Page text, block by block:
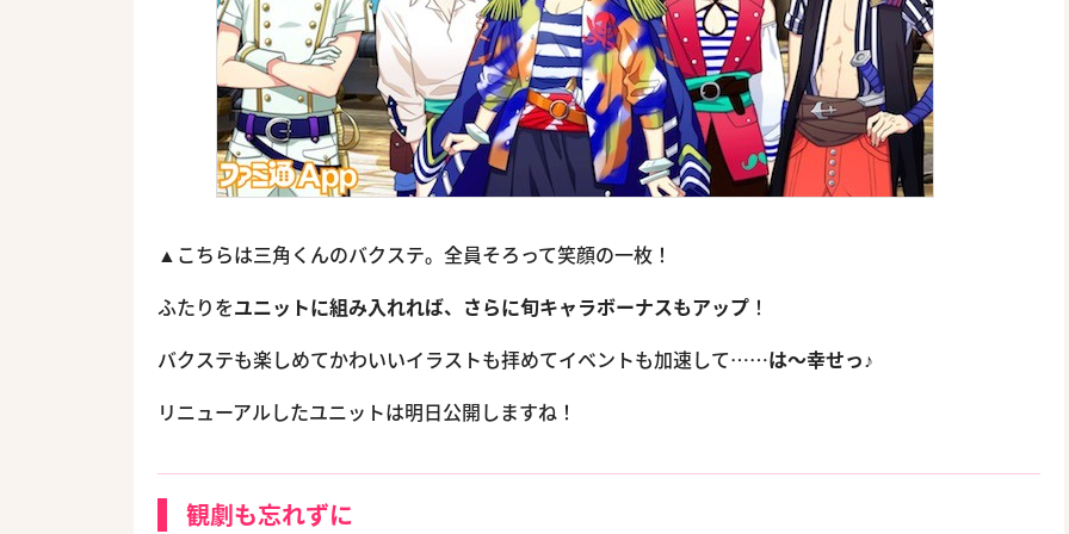
▲こちらは三角くんのバクステ。全員そろって笑顔の一枚！
ふたりをユニットに組み入れれば、さらに旬キャラボーナスもアップ ！
バクステも楽しめてかわいいイラストも拝めてイベントも加速して……は〜幸せっ♪
リニューアルしたユニットは明日公開しますね！
観劇も忘れずに